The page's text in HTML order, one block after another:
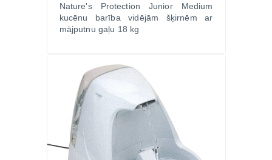
Nature's Protection Junior Medium
kucēnu barība vidējām šķirnēm ar
mājputnu gaļu 18 kg